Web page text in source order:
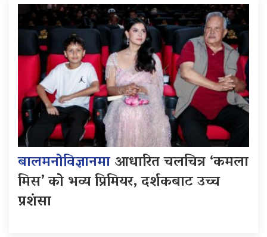
बालमनोविज्ञानमाआधारित चलचित्र ‘कमला
मिस’ को भव्य प्रिमियर, दर्शकबाट उच्च
प्रशंसा